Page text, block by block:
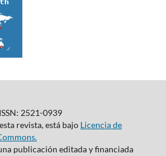
2521-0939
revista, está bajo Licencia de
publicación editada y financiada